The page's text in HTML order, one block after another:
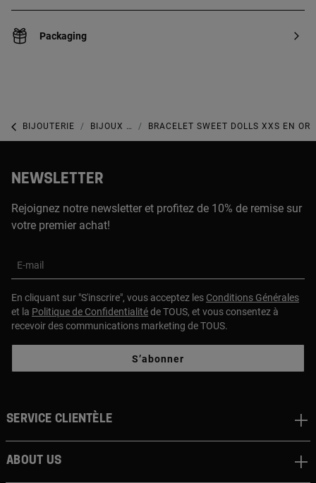
Packaging
BIJOUTERIE BIJOUX AVEC DES PERLES BRACELET SWEET DOLLS XXS EN OR
NEWSLETTER
Rejoignez notre newsletter et profitez de 10% de remise sur
votre premier achat!
E-mail
En cliquant sur "S'inscrire", vous acceptez les Conditions Générales
et la Politique de Confidentialitéde TOUS, et vous consentez à
recevoir des communications marketing de TOUS.
S’abonner
Service clientèle
About us